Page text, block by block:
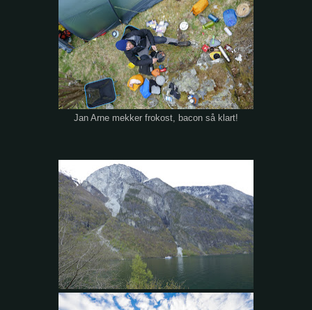
Jan Arne mekker frokost, bacon så klart!